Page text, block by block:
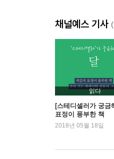
채널예스 기사
읽다
[스테디셀러가 궁금
표정이 풍부한 책
2018년 05월 18일